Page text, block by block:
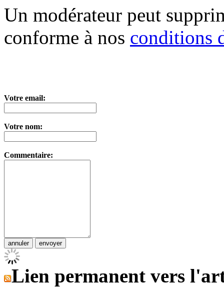
Un modérateur peut
conforme à nos conditions
Votre email:
Votre nom:
Commentaire:
Lien permanent vers